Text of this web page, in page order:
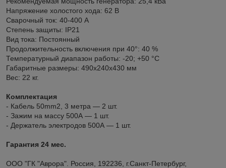
Напряжение холостого хода: 62 В
Сварочный ток: 40-400 А
Степень защиты: IP21
Вид тока: Постоянный
Продолжительность включения при 40°: 40 %
Температурный диапазон работы: -20; +50 °C
Габаритные размеры: 490x240x430 мм
Вес: 22 кг.
Комплектация
- Кабель 50mm2, 3 метра — 2 шт.
- Зажим на массу 500А — 1 шт.
- Держатель электродов 500А — 1 шт.
Гарантия 24 мес.
ООО "ГК "Аврора". Россия, 192236, г.Санкт-Петербург,